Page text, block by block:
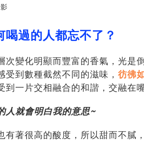
喝過的人都忘不了？
變化明顯而豐富的香氣，光是
到數種截然不同的滋味， 彷彿
一片交相融合的和諧，交融在
人就會明白我的意思~
有著很高的酸度，所以甜而不膩